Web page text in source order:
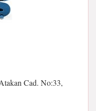
Cad. No:33,